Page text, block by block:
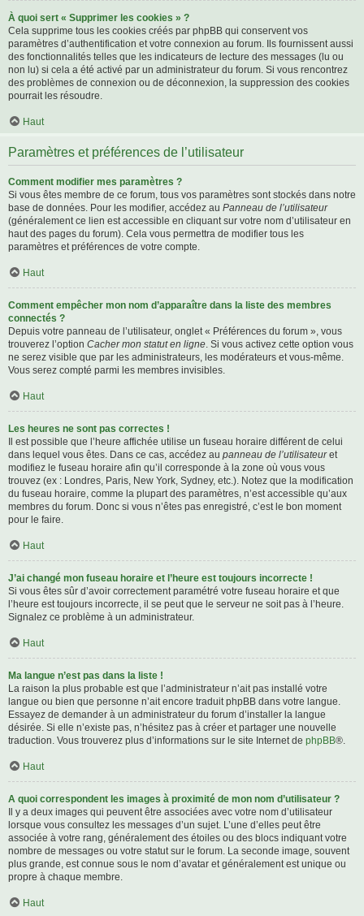
À quoi sert « Supprimer les cookies » ?
Cela supprime tous les cookies créés par phpBB qui conservent vos
paramètres d’authentification et votre connexion au forum. Ils fournissent aussi
des fonctionnalités telles que les indicateurs de lecture des messages (lu ou
non lu) si cela a été activé par un administrateur du forum. Si vous rencontrez
des problèmes de connexion ou de déconnexion, la suppression des cookies
pourrait les résoudre.
Haut
Paramètres et préférences de l’utilisateur
Comment modifier mes paramètres ?
Si vous êtes membre de ce forum, tous vos paramètres sont stockés dans notre
base de données. Pour les modifier, accédez au Panneau de l’utilisateur
(généralement ce lien est accessible en cliquant sur votre nom d’utilisateur en
haut des pages du forum). Cela vous permettra de modifier tous les
paramètres et préférences de votre compte.
Haut
Comment empêcher mon nom d’apparaître dans la liste des membres
connectés ?
Depuis votre panneau de l’utilisateur, onglet « Préférences du forum », vous
trouverez l’option Cacher mon statut en ligne. Si vous activez cette option vous
ne serez visible que par les administrateurs, les modérateurs et vous-même.
Vous serez compté parmi les membres invisibles.
Haut
Les heures ne sont pas correctes !
Il est possible que l’heure affichée utilise un fuseau horaire différent de celui
dans lequel vous êtes. Dans ce cas, accédez au panneau de l’utilisateuret
modifiez le fuseau horaire afin qu’il corresponde à la zone où vous vous
trouvez (ex : Londres, Paris, New York, Sydney, etc.). Notez que la modification
du fuseau horaire, comme la plupart des paramètres, n’est accessible qu’aux
membres du forum. Donc si vous n’êtes pas enregistré, c’est le bon moment
pour le faire.
Haut
J’ai changé mon fuseau horaire et l’heure est toujours incorrecte !
Si vous êtes sûr d’avoir correctement paramétré votre fuseau horaire et que
l’heure est toujours incorrecte, il se peut que le serveur ne soit pas à l’heure.
Signalez ce problème à un administrateur.
Haut
Ma langue n’est pas dans la liste !
La raison la plus probable est que l’administrateur n’ait pas installé votre
langue ou bien que personne n’ait encore traduit phpBB dans votre langue.
Essayez de demander à un administrateur du forum d’installer la langue
désirée. Si elle n’existe pas, n’hésitez pas à créer et partager une nouvelle
traduction. Vous trouverez plus d’informations sur le site Internet de phpBB®.
Haut
A quoi correspondent les images à proximité de mon nom d’utilisateur ?
Il y a deux images qui peuvent être associées avec votre nom d’utilisateur
lorsque vous consultez les messages d’un sujet. L’une d’elles peut être
associée à votre rang, généralement des étoiles ou des blocs indiquant votre
nombre de messages ou votre statut sur le forum. La seconde image, souvent
plus grande, est connue sous le nom d’avatar et généralement est unique ou
propre à chaque membre.
Haut